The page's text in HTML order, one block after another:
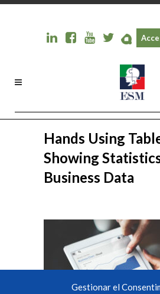
Gestionar el
Hands Using
Showing
Business Data